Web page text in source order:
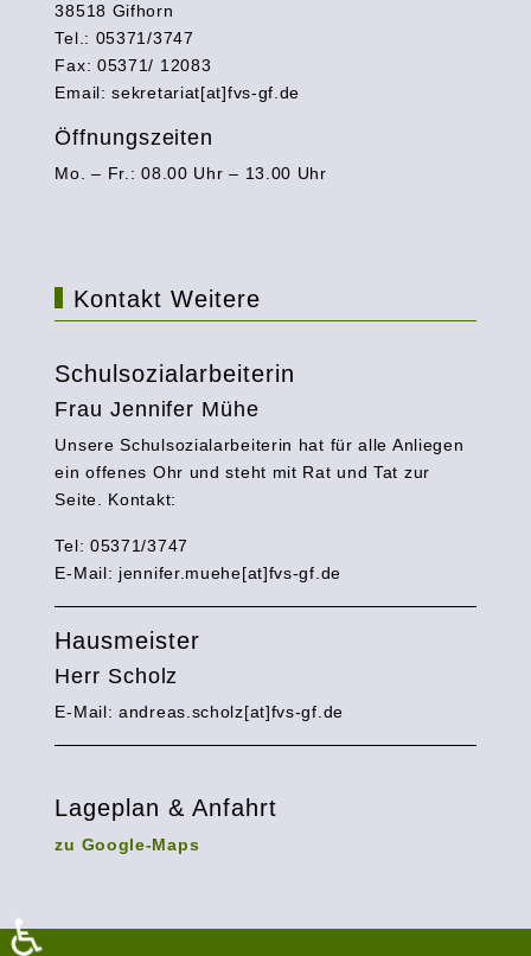
38518 Gifhorn
Tel.: 05371/3747
Fax: 05371/ 12083
Email: sekretariat[at]fvs-gf.de
Öffnungszeiten
Mo. – Fr.: 08.00 Uhr – 13.00 Uhr
Kontakt Weitere
Schulsozialarbeiterin
Frau Jennifer Mühe
Unsere Schulsozialarbeiterin hat für alle Anliegen
ein offenes Ohr und steht mit Rat und Tat zur
Seite. Kontakt:
Tel: 05371/3747
E-Mail: jennifer.muehe[at]fvs-gf.de
Hausmeister
Herr Scholz
E-Mail: andreas.scholz[at]fvs-gf.de
Lageplan & Anfahrt
zu Google-Maps